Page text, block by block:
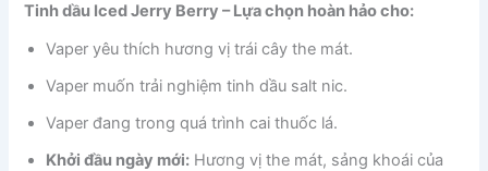
Tinh dầu Iced Jerry Berry – Lựa chọn hoàn hảo cho:
Vaper yêu thích hương vị trái cây the mát.
Vaper muốn trải nghiệm tinh dầu salt nic.
Vaper đang trong quá trình cai thuốc lá.
Khởi đầu ngày mới: Hương vị the mát, sảng khoái của